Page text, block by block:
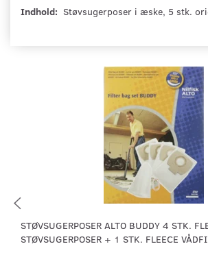
Indhold: Støvsugerposer i æske, 5 stk.
STØVSUGERPOSER ALTO BUDDY 4 STK.
STØVSUGERPOSER + 1 STK. FLEECE